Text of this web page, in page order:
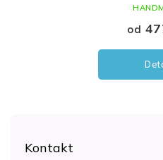
od
Kontakt